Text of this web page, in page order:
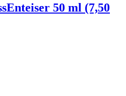
50 ml (7,50